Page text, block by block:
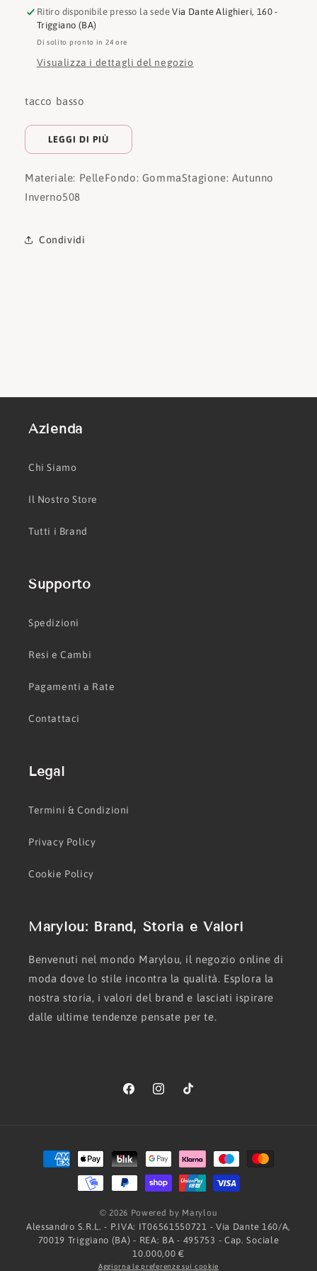
Ritiro disponibile presso la sedeVia Dante Alighieri, 160 -
Triggiano (BA)
Di solito pronto in 24 ore
Visualizza i dettagli del negozio
tacco basso
LEGGI DI PIÙ
Materiale: PelleFondo: GommaStagione: Autunno
Inverno508
Condividi
Azienda
Chi Siamo
Il Nostro Store
Tutti i Brand
Supporto
Spedizioni
Resi e Cambi
Pagamenti a Rate
Contattaci
Legal
Termini & Condizioni
Privacy Policy
Cookie Policy
Marylou: Brand, Storia e Valori
Benvenuti nel mondo Marylou, il negozio online di
moda dove lo stile incontra la qualità. Esplora la
nostra storia, i valori del brand e lasciati ispirare
dalle ultime tendenze pensate per te.
FacebookInstagramTikTok
Metodi
di
pagamento
© 2026 Powered by Marylou
Alessandro S.R.L. - P.IVA: IT06561550721 - Via Dante 160/A,
70019 Triggiano (BA) - REA: BA - 495753 - Cap. Sociale
10.000,00 €
Aggiorna le preferenze sui cookie